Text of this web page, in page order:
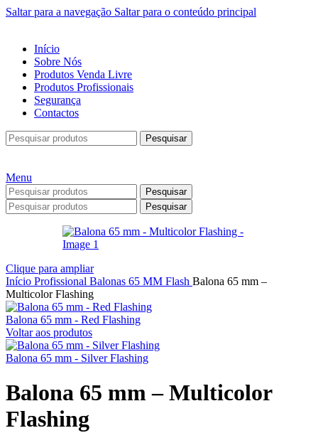
Saltar para a navegação Saltar para o conteúdo principal
Início
Sobre Nós
Produtos Venda Livre
Produtos Profissionais
Segurança
Contactos
Pesquisar
Menu
Pesquisar
Pesquisar
Clique para ampliar
Início Profissional Balonas 65 MM Flash Balona 65 mm –
Multicolor Flashing
Balona 65 mm - Red Flashing
Voltar aos produtos
Balona 65 mm - Silver Flashing
Balona 65 mm – Multicolor
Flashing